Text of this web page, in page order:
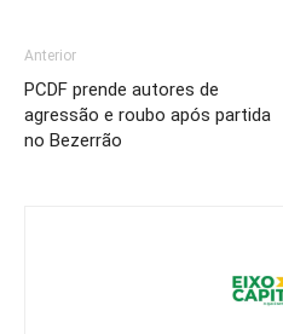
Anterior
PCDF prende autores de
agressão e roubo após partida
no Bezerrão